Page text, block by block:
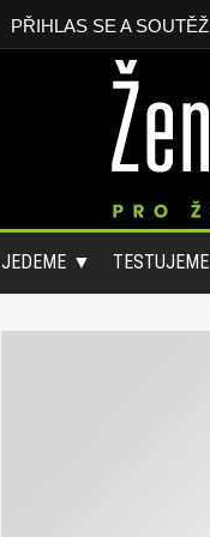
PŘIHLAS SE A SOUTĚŽ
JEDEME TESTUJEME